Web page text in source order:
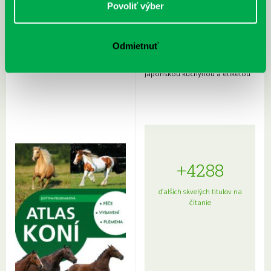
Povoliť výber
Odmietnuť
Rudź, Przemyslaw: Atlas hviezd:
Hardy, Paula: Japonsko na tanieri:
japonskou kuchyňou a etiketou
+4288
ďalších skvelých titulov na
čítanie